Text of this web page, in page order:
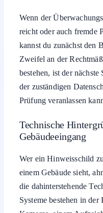
reicht oder auch fremde
kannst du zunächst den
Zweifel an der
bestehen, ist der
der zuständigen
Prüfung veranlassen
Gebäudeeingang
einem Gebäude sieht,
die dahinterstehende
Systeme bestehen in der
Kameras, einem